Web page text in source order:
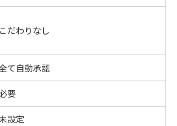
こだわりなし
て自動承認
要
設定